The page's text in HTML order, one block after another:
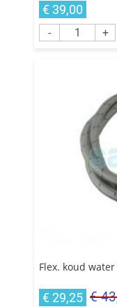
€ 39,00
- +
Flex. koud
€ 29,25 €